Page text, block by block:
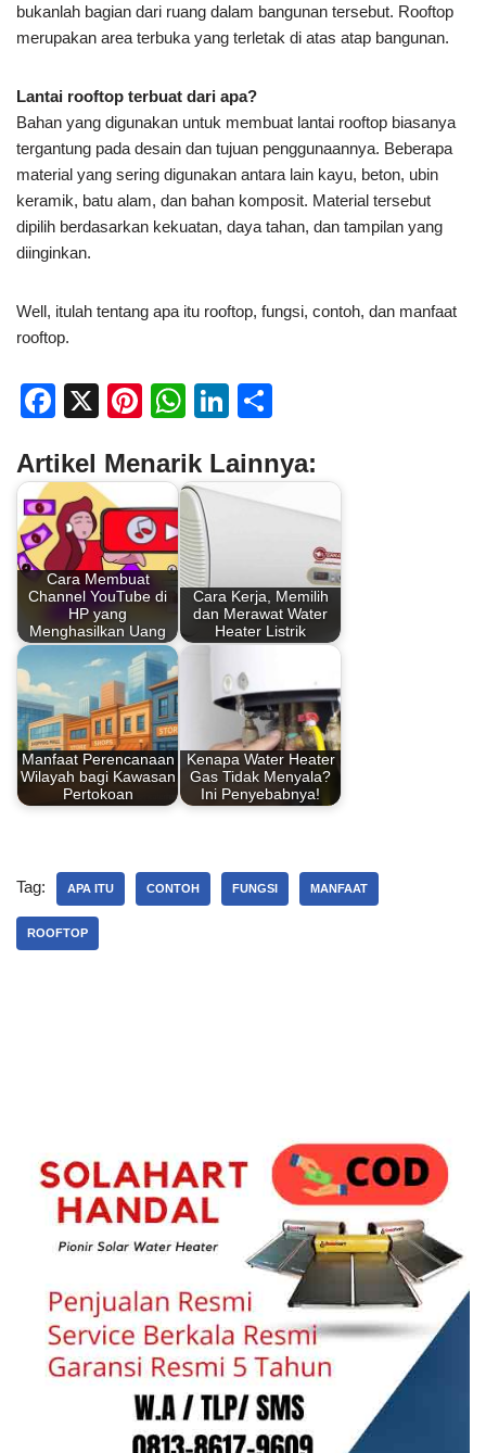
bukanlah bagian dari ruang dalam bangunan tersebut. Rooftop
merupakan area terbuka yang terletak di atas atap bangunan.
Lantai rooftop terbuat dari apa?
Bahan yang digunakan untuk membuat lantai rooftop biasanya
tergantung pada desain dan tujuan penggunaannya. Beberapa
material yang sering digunakan antara lain kayu, beton, ubin
keramik, batu alam, dan bahan komposit. Material tersebut
dipilih berdasarkan kekuatan, daya tahan, dan tampilan yang
diinginkan.
Well, itulah tentang apa itu rooftop, fungsi, contoh, dan manfaat
rooftop.
F
c
e
b
o
o
k
X
Pi
er
e
st
W
at
s
A
p
p
Li
k
e
ar
e
Artikel Menarik Lainnya:
Cara Membuat
Channel YouTube di
HP yang
Menghasilkan Uang
Cara Kerja, Memilih
dan Merawat Water
Heater Listrik
Manfaat Perencanaan
Wilayah bagi Kawasan
Pertokoan
Kenapa Water Heater
Gas Tidak Menyala?
Ini Penyebabnya!
Tag: APA ITU CONTOH FUNGSI MANFAAT
ROOFTOP